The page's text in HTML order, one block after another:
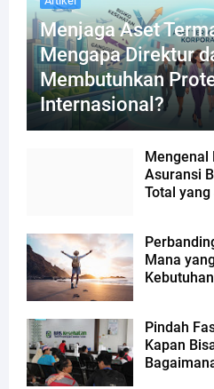
Menjaga Aset
Mengapa Direktur
Membutuhkan
Internasional?
Mengenal
Asuransi
Total
Mana
Pindah
Kapan